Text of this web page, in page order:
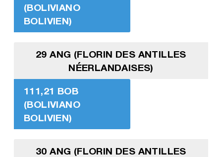
(BOLIVIANO
BOLIVIEN)
29 ANG (FLORIN DES ANTILLES
NÉERLANDAISES)
111,21 BOB
(BOLIVIANO
BOLIVIEN)
30 ANG (FLORIN DES ANTILLES